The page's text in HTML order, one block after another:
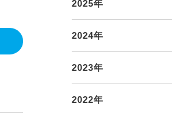
2025年
2024年
2023年
2022年